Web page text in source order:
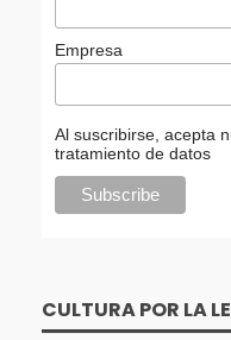
Empresa
Al suscribirse, acepta
tratamiento de datos
CULTURA POR LA